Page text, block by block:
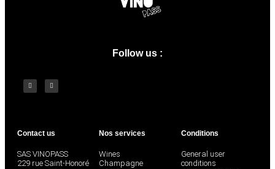
Follow us :
Contact us
SAS VINOPASS
229 rue Saint-Honoré
Nos services
Wines
Champagne
Conditions
General user
conditions